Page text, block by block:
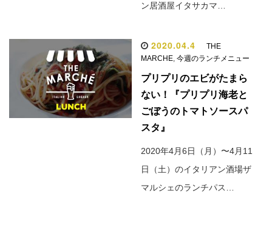
ン居酒屋イタサカマ…
2020.04.4
THE
MARCHE, 今週のランチメニュー
プリプリのエビがたまら
ない！『プリプリ海老と
ごぼうのトマトソースパ
スタ』
2020年4月6日（月）〜4月11
日（土）のイタリアン酒場ザ
マルシェのランチパス…